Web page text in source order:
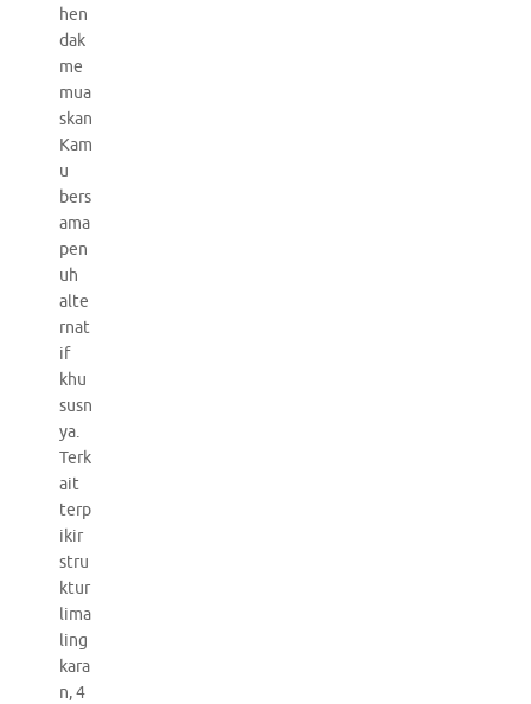
hen
dak
me
mua
skan
Kam
u
bers
ama
pen
uh
alte
rnat
if
khu
susn
ya.
Terk
ait
terp
ikir
stru
ktur
lima
ling
kara
n, 4